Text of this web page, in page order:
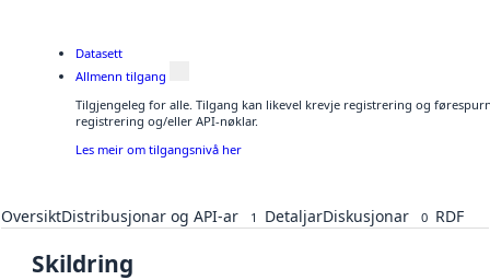
Datasett
Allmenn tilgang
Tilgjengeleg for alle. Tilgang kan likevel krevje registrering og
registrering og/eller API-nøklar.
Les meir om tilgangsnivå her
OversiktDistribusjonar og API-ar 1 DetaljarDiskusjonar 0 RDF
Skildring